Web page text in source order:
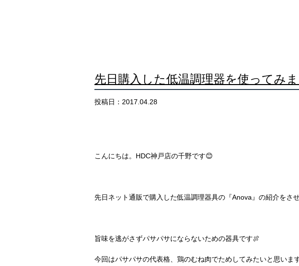
先日購入した低温調理器を使ってみま
投稿日：2017.04.28
こんにちは。HDC神戸店の千野です😊
先日ネット通販で購入した低温調理器具の『Anova』の紹介をさ
旨味を逃がさずパサパサにならないための器具です🍖
今回はパサパサの代表格、鶏のむね肉でためしてみたいと思いま